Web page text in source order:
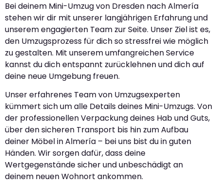
Bei deinem Mini-Umzug von Dresden nach Almería
stehen wir dir mit unserer langjährigen Erfahrung und
unserem engagierten Team zur Seite. Unser Ziel ist es,
den Umzugsprozess für dich so stressfrei wie möglich
zu gestalten. Mit unserem umfangreichen Service
kannst du dich entspannt zurücklehnen und dich auf
deine neue Umgebung freuen.
Unser erfahrenes Team von Umzugsexperten
kümmert sich um alle Details deines Mini-Umzugs. Von
der professionellen Verpackung deines Hab und Guts,
über den sicheren Transport bis hin zum Aufbau
deiner Möbel in Almería – bei uns bist du in guten
Händen. Wir sorgen dafür, dass deine
Wertgegenstände sicher und unbeschädigt an
deinem neuen Wohnort ankommen.